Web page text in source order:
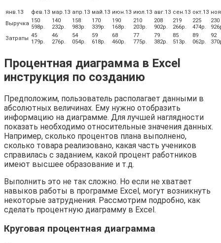
янв.13 фев.13 мар.13 апр.13 май.13 июн.13 июл.13 авг.13 сен.13 окт.13
Выручка 150
598р.
140
232р.
158
983р.
170
339р.
190
168р.
210
203р.
208
902р.
219
266р.
225
474р.
230
Затраты 45
179р.
46
276р.
54
054р.
59
618р.
68
460р.
77
775р.
79
382р.
85
513р.
89
062р.
92
Процентная диаграмма в Excel
инструкция по созданию
Предположим, пользователь располагает данными в
абсолютных величинах. Ему нужно отобразить
информацию на диаграмме. Для лучшей наглядности
показать необходимо относительные значения данных.
Например, сколько процентов плана выполнено,
сколько товара реализовано, какая часть учеников
справилась с заданием, какой процент работников
имеют высшее образование и т.д.
Выполнить это не так сложно. Но если не хватает
навыков работы в программе Excel, могут возникнуть
некоторые затруднения. Рассмотрим подробно, как
сделать процентную диаграмму в Excel.
Круговая процентная диаграмма